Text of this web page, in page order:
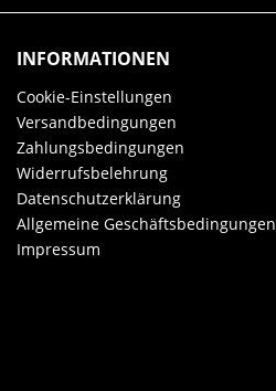
INFORMATIONEN
Cookie-Einstellungen
Versandbedingungen
Zahlungsbedingungen
Widerrufsbelehrung
Datenschutzerklärung
Allgemeine Geschäftsbedingungen
Impressum